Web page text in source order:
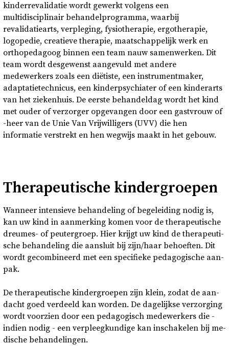
kinderrevalidatie wordt gewerkt volgens een
multidisciplinair behandelprogramma, waarbij
revalidatiearts, verpleging, fysiotherapie, ergotherapie,
logopedie, creatieve therapie, maatschappelijk werk en
orthopedagoog binnen een team nauw samenwerken. Dit
team wordt desgewenst aangevuld met andere
medewerkers zoals een diëtiste, een instrumentmaker,
adaptatietechnicus, een kinderpsychiater of een kinderarts
van het ziekenhuis. De eerste behandeldag wordt het kind
met ouder of verzorger opgevangen door een gastvrouw of
-heer van de Unie Van Vrijwilligers (UVV) die hen
informatie verstrekt en hen wegwijs maakt in het gebouw.
The­ra­peu­ti­sche kin­der­groe­pen
Wan­neer in­ten­sie­ve be­han­de­ling of be­ge­lei­ding nodig is,
kan uw kind in aan­mer­king komen voor de the­ra­peu­ti­sche
dreumes-​ of peu­ter­groep. Hier krijgt uw kind de the­ra­peu­ti­
sche be­han­de­ling die aan­sluit bij zijn/haar be­hoef­ten. Dit
wordt ge­com­bi­neerd met een spe­ci­fie­ke pe­da­go­gi­sche aan­
pak.
De the­ra­peu­ti­sche kin­der­groe­pen zijn klein, zodat de aan­
dacht goed ver­deeld kan wor­den. De da­ge­lijk­se ver­zor­ging
wordt voor­zien door een pe­da­go­gisch me­de­wer­kers die -
in­dien nodig - een ver­pleeg­kun­di­ge kan in­scha­ke­len bij me­
di­sche be­han­de­lin­gen.